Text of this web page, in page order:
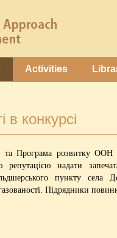
Activities
конкурсі
та Програма розвитку
репутацією надати
пункту села
Підрядники